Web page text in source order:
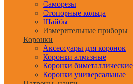
Саморезы
Стопорные кольца
Шайбы
Измерительные приборы
Коронки
Аксессуары для коронок
Коронки алмазные
Коронки биметаллические
Коронки универсальные